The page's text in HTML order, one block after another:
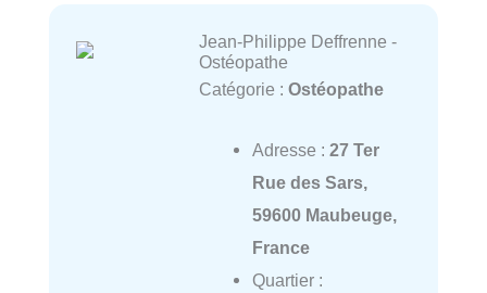
Jean-Philippe Deffrenne -
Ostéopathe
Catégorie : Ostéopathe
Adresse : 27 Ter
Rue des Sars,
59600 Maubeuge,
France
Quartier :